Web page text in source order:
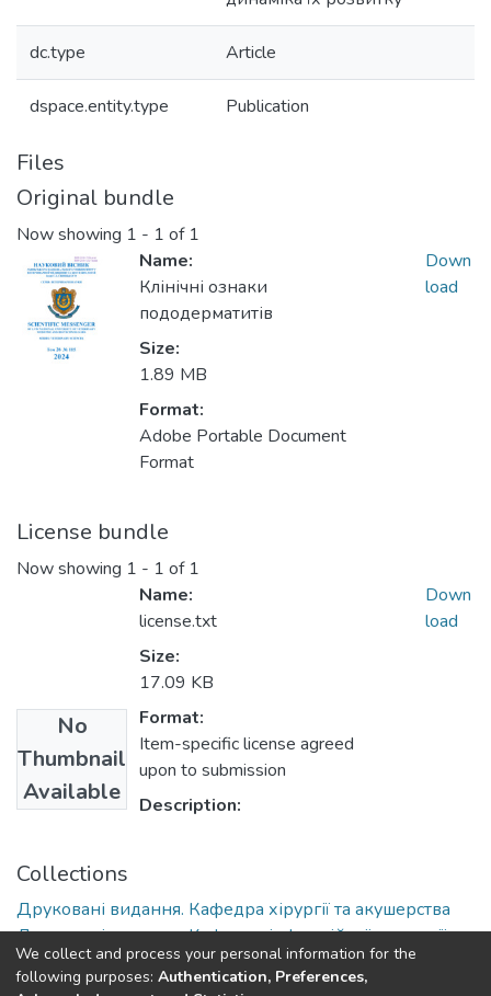
dc.type Article
dspace.entity.type Publication
Files
Original bundle
Now showing 1 - 1 of 1
Name:
Клінічні ознаки
пододерматитів
Size:
1.89 MB
Format:
Adobe Portable Document
Format
Down
load
License bundle
Now showing 1 - 1 of 1
No
Thumbnail
Available
Name:
license.txt
Size:
17.09 KB
Format:
Item-specific license agreed
upon to submission
Description:
Down
load
Collections
Друковані видання. Кафедра хірургії та акушерства
Друковані видання. Кафедра інфекційної патології,
гігієни, санітарії та біобезпеки
We collect and process your personal information for the
following purposes: Authentication, Preferences,